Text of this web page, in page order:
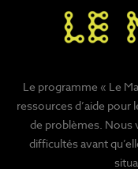
Le programme « Le
ressources d’aide
de problèmes. Nous
difficultés avant